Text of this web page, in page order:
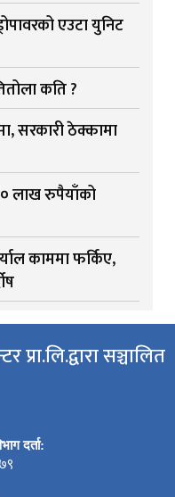
एउटा युनिट
कति ?
सरकारी ठेक्कामा
लाख रुपैयाँको
काममा फर्किए,
प्रा.लि.द्वारा सञ्चालित
दर्ता: